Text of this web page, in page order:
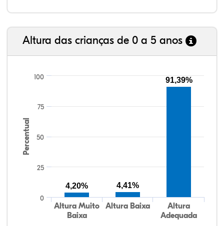
Altura das crianças de 0 a 5 anos
Percentual
Altura Muito
Baixa
Altura Baixa
Altura
Adequada
0
25
50
75
100
4,20% 4,41%
91,39%